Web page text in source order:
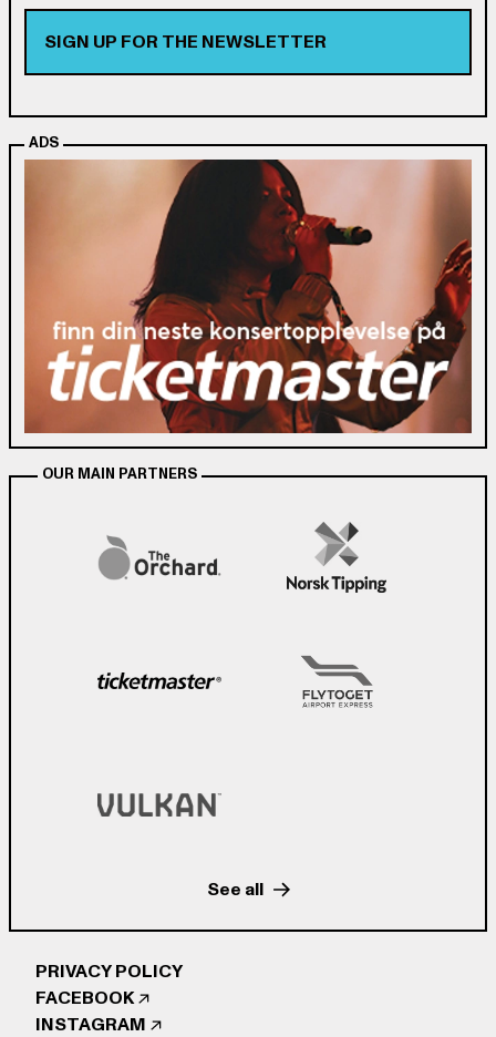
SIGN UP FOR THE NEWSLETTER
ADS
OUR MAIN PARTNERS
See all
FACEBOOK
INSTAGRAM
PRIVACY POLICY